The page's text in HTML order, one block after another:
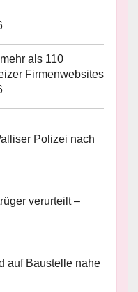
als 110
Firmenwebsites
Polizei nach
verurteilt –
auf Baustelle nahe